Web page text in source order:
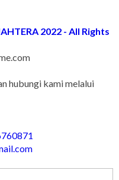
2022 - All Rights
hubungi kami melalui